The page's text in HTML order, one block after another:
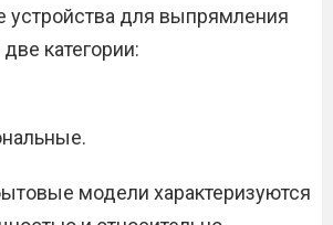
устройства для выпрямления
категории:
модели характеризуются